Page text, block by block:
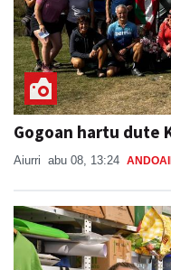
Gogoan hartu dute
Aiurri abu 08, 13:24